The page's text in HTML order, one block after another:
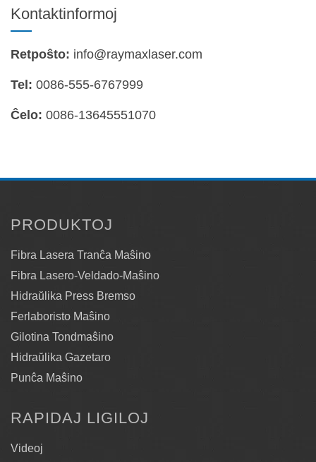
Kontaktinformoj
Retpoŝto: info@raymaxlaser.com
Tel: 0086-555-6767999
Ĉelo: 0086-13645551070
PRODUKTOJ
Fibra Lasera Tranĉa Maŝino
Fibra Lasero-Veldado-Maŝino
Hidraŭlika Press Bremso
Ferlaboristo Maŝino
Gilotina Tondmaŝino
Hidraŭlika Gazetaro
Punĉa Maŝino
RAPIDAJ LIGILOJ
Videoj